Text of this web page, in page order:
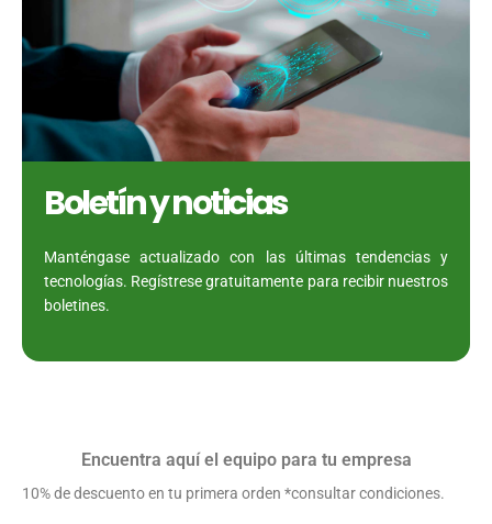
Boletín y noticias
Manténgase actualizado con las últimas tendencias y
tecnologías. Regístrese gratuitamente para recibir nuestros
boletines.
Encuentra aquí el equipo para tu empresa
10% de descuento en tu primera orden *consultar condiciones.